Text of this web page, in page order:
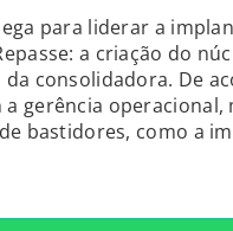
para liderar a
a criação do
consolidadora. De
gerência operacional,
bastidores, como a